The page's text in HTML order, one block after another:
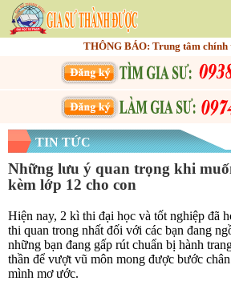
THÔNG BÁO: Trung tâm chính
TIN TỨC
Những lưu ý quan trọng khi
kèm lớp 12 cho con
Hiện nay, 2 kì thi đại học và tốt nghiệp đã
thi quan trong nhất đối với các bạn đang
những bạn đang gấp rút chuẩn bị hành
thần để vượt vũ môn mong được bước
mình mơ ước.